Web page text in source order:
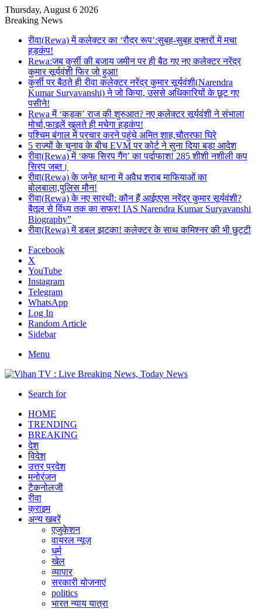
Thursday, August 6 2026
Breaking News
रीवा(Rewa) में कलेक्टर का ‘रौद्र रूप’:सुबह-सुबह दफ्तरों में मचा
हड़कंप!
Rewa:जब कुर्सी की बजाय जमीन पर ही बैठ गए नए कलेक्टर नरेंद्र
कुमार सूर्यवंशी फिर जो हुआ!
कुर्सी पर बैठते ही रीवा कलेक्टर नरेंद्र कुमार सूर्यवंशी(Narendra
Kumar Suryavanshi) ने जो किया, उससे अधिकारियों के छूट गए
पसीने!
Rewa में ‘कड़क’ राज की शुरुआत? नए कलेक्टर सूर्यवंशी ने संभाला
मोर्चा,फाइलें खुलते ही मचेगा हड़कंप!
पश्चिम बंगाल में प्रचार करने पहुंचे अमित शाह,चौतरफा घिरे
5 राज्यों के चुनाव के बीच EVM पर कोर्ट ने सुना दिया बड़ा आदेश
रीवा(Rewa) में ‘कफ सिरप गैंग’ का पर्दाफाश! 285 शीशी नशीली कप
सिरप जब्त।
रीवा(Rewa) के जनेह थाना में अवैध शराब माफियाओं का
बोलबाला,पुलिस मौन!
रीवा(Rewa) के नए सारथी: कौन हैं आईएएस नरेंद्र कुमार सूर्यवंशी?
बैतूल से विंध्य तक का सफर! IAS Narendra Kumar Suryavanshi
Biography”
रीवा(Rewa) में डबल झटका! कलेक्टर के साथ कमिश्नर की भी छुट्टी
Facebook
X
YouTube
Instagram
Telegram
WhatsApp
Log In
Random Article
Sidebar
Menu
Search for
HOME
TRENDING
BREAKING
देश
विदेश
उत्तर प्रदेश
मनोरंजन
टैकनोलजी
रीवा
क्राइम
अन्य खबरें
एजुकेशन
वायरल न्यूज़
धर्म
खेल
व्यापार
सरकारी योजनाएं
politics
भारत न्याय यात्रा